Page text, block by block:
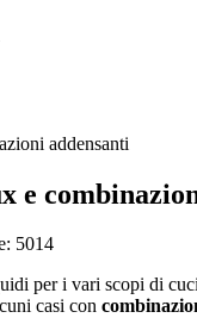
e
5014
per i vari scopi di
casi con